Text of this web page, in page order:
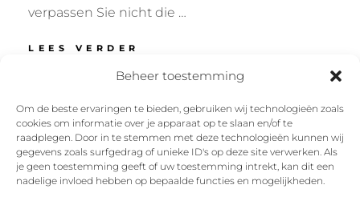
Beheer toestemming
Om de beste ervaringen te bieden, gebruiken wij technologieën zoals
cookies om informatie over je apparaat op te slaan en/of te
raadplegen. Door in te stemmen met deze technologieën kunnen wij
gegevens zoals surfgedrag of unieke ID's op deze site verwerken. Als
je geen toestemming geeft of uw toestemming intrekt, kan dit een
nadelige invloed hebben op bepaalde functies en mogelijkheden.
verpassen Sie nicht die …
LEES VERDER
–
Facebook
Instagram
Twitter
YouTube